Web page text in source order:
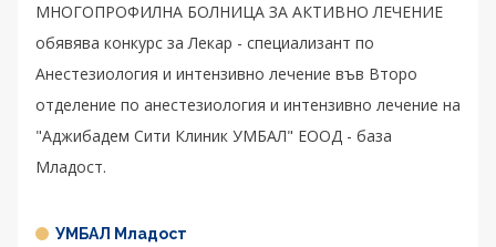
МНОГОПРОФИЛНА БОЛНИЦА ЗА АКТИВНО ЛЕЧЕНИЕ
обявява конкурс за Лекар - специализант по
Анестезиология и интензивно лечение във Второ
отделение по анестезиология и интензивно лечение на
"Аджибадем Сити Клиник УМБАЛ" ЕООД - база
Младост.
УМБАЛ Младост